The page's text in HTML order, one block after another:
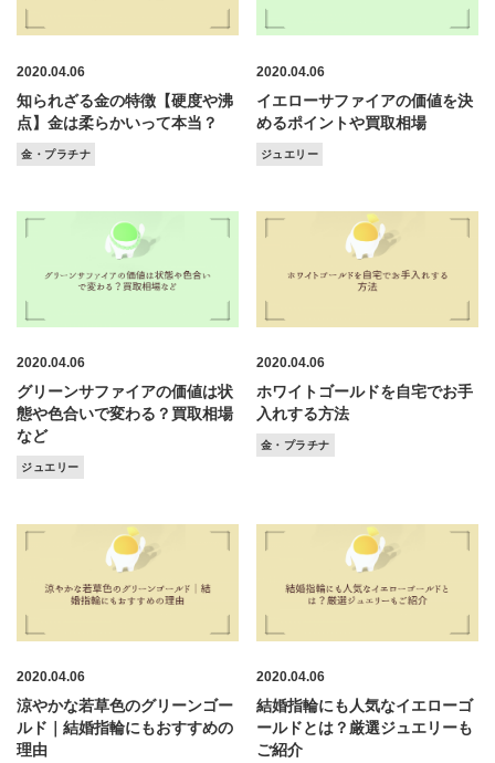
2020.04.06
知られざる金の特徴【硬度や沸
点】金は柔らかいって本当？
金・プラチナ
2020.04.06
イエローサファイアの価値を決
めるポイントや買取相場
ジュエリー
2020.04.06
グリーンサファイアの価値は状
態や色合いで変わる？買取相場
など
ジュエリー
2020.04.06
ホワイトゴールドを自宅でお手
入れする方法
金・プラチナ
2020.04.06
涼やかな若草色のグリーンゴー
ルド｜結婚指輪にもおすすめの
理由
2020.04.06
結婚指輪にも人気なイエローゴ
ールドとは？厳選ジュエリーも
ご紹介